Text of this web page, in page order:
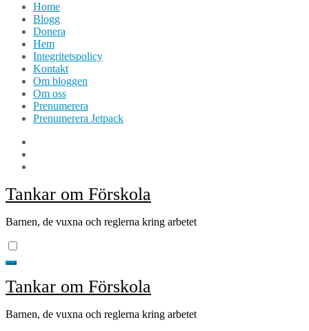
Home
Blogg
Donera
Hem
Integritetspolicy
Kontakt
Om bloggen
Om oss
Prenumerera
Prenumerera Jetpack
Tankar om Förskola
Barnen, de vuxna och reglerna kring arbetet
Tankar om Förskola
Barnen, de vuxna och reglerna kring arbetet